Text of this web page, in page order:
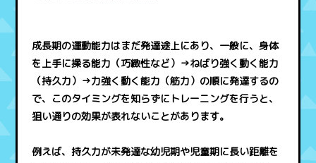
成長期の運動能力はまだ発達途上にあり、一般に、身体
を上手に操る能力（巧緻性など）→ねばり強く動く能力
（持久力）→力強く動く能力（筋力）の順に発達するの
で、このタイミングを知らずにトレーニングを行うと、
狙い通りの効果が表れないことがあります。
例えば、持久力が未発達な幼児期や児童期に長い距離を